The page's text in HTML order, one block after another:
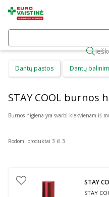
Dantų pastos Dantų
STAY COOL burnos
Rodomi produktai 3 iš 3
STAY
STAY